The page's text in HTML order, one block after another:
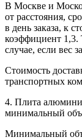
В Москве и
от расстояния,
в день заказа, к
коэффициент 1,3.
случае, если вес
Стоимость
транспортных
4. Плита
минимальный
Минимальный